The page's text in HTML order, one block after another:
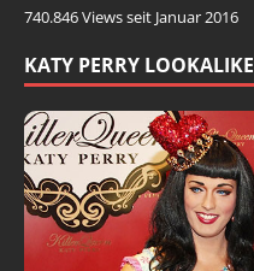
740.846 Views seit Januar 2016
KATY PERRY LOOKALIKE